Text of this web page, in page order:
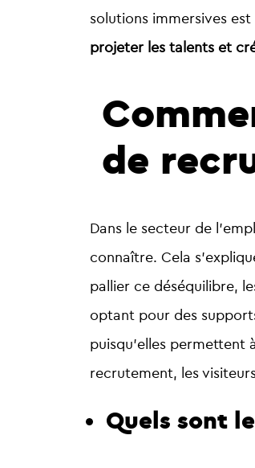
solutions immersives est
projeter les talents et
de
Dans le secteur de
connaître. Cela
pallier ce déséquilibre,
optant pour des
puisqu’elles
recrutement, les
Quels sont